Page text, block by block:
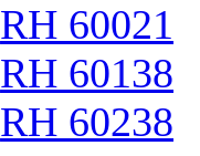
RH 60021
RH 60138
RH 60238